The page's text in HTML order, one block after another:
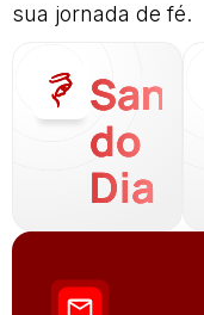
sua jornada de fé.
Santo
do
Dia